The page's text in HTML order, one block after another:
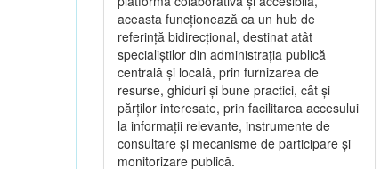
aceasta funcționează ca un hub de
referință bidirecțional, destinat atât
specialiștilor din administrația publică
centrală și locală, prin furnizarea de
resurse, ghiduri și bune practici, cât și
părților interesate, prin facilitarea accesului
la informații relevante, instrumente de
consultare și mecanisme de participare și
monitorizare publică.